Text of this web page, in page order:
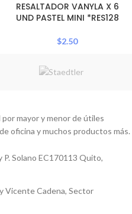
RESALTADOR VANYLA X 6
UND PASTEL MINI *RES128
$2.50
mayor y menor de útiles
oficina y muchos productos más.
P. Solano EC170113 Quito,
Vicente Cadena, Sector